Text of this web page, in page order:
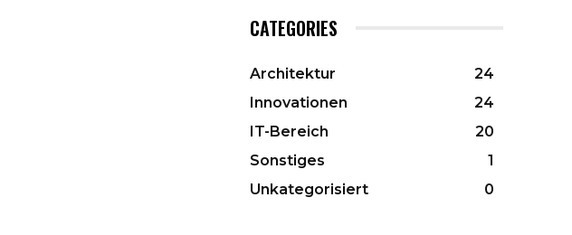
CATEGORIES
Architektur
24
Innovationen
24
IT-Bereich
20
Sonstiges
1
Unkategorisiert
0